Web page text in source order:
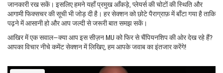
जानकारी रख सकें। इसलिए हमने यहाँ प्रमुख आँकड़े, प्लेयर्स की चोटों की स्थिति और
आगामी फिक्सचर की सूची भी जोड़ दी है। हर सेक्शन को छोटे पैराग्राफ़ में बाँटा गया है ताकि
पढ़ने में आसानी हो और आप जल्दी से जरूरी बात समझ सकें।
आखिर में एक सवाल—क्या आप इस सीज़न MU को फिर से चैंपियनशिप की ओर देख रहे हैं?
आपका विचार नीचे कमेंट सेक्शन में लिखिए, हम आपके जवाब का इंतजार करेंगे!